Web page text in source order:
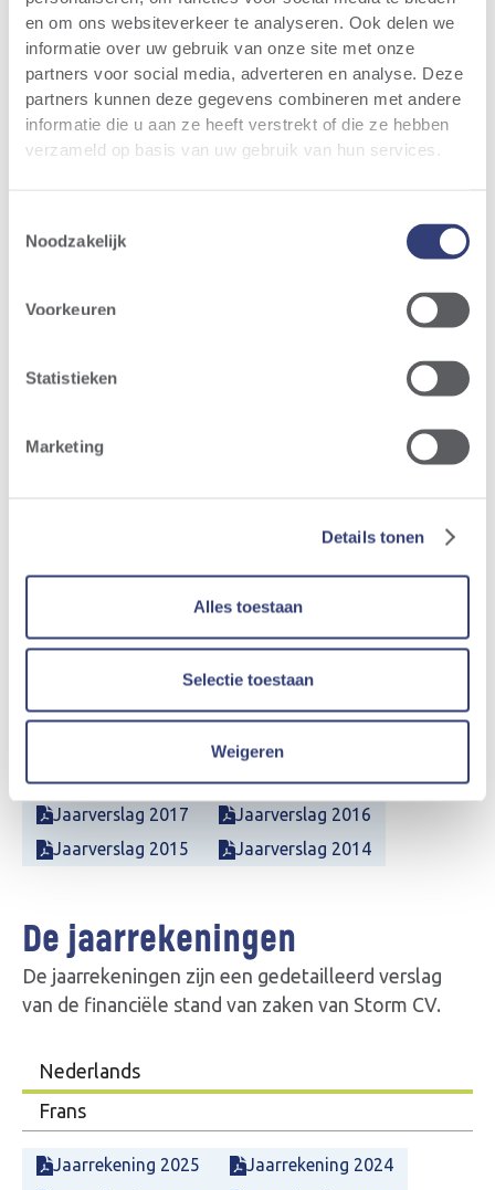
en om ons websiteverkeer te analyseren. Ook delen we
informatie over uw gebruik van onze site met onze
partners voor social media, adverteren en analyse. Deze
partners kunnen deze gegevens combineren met andere
informatie die u aan ze heeft verstrekt of die ze hebben
verzameld op basis van uw gebruik van hun services.
Noodzakelijk
Voorkeuren
Statistieken
Marketing
Details tonen
Alles toestaan
Selectie toestaan
Weigeren
In de statuten worden o.a. het maatschappelijk
doel, de werking van de raad van bestuur en de
algemene vergadering en de rechten en
beperkingen verbonden aan de aandelen nader
toegelicht.
Frans
Statuten
De jaarverslagen
In de jaarverslagen vindt u een overzicht van de
activiteiten van de afgelopen boekjaren van Storm
Nederlands
Jaarverslag 2025
Jaarverslag 2024
Jaarverslag 2023
Jaarverslag 2022
Jaarverslag 2020
Jaarverslag 2019
Jaarverslag 2018
Jaarverslag 2017
Jaarverslag 2016
Jaarverslag 2015
Jaarverslag 2014
De jaarrekeningen
De jaarrekeningen zijn een gedetailleerd verslag
van de financiële stand van zaken van Storm CV.
Nederlands
Frans
Jaarrekening 2025
Jaarrekening 2024